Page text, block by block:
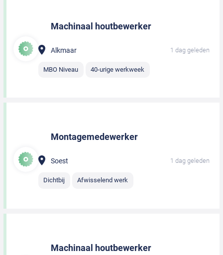
Machinaal houtbewerker
Alkmaar 1 dag geleden
MBO Niveau 40-urige werkweek
Montagemedewerker
Soest 1 dag geleden
Dichtbij Afwisselend werk
Machinaal houtbewerker